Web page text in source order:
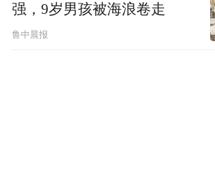
强，9岁男孩被海浪卷走
鲁中晨报